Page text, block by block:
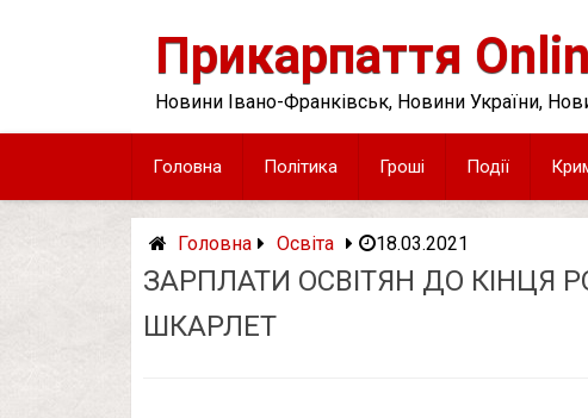
Прикарпаття
Новини Івано-Франківськ, Новини України,
Головна Політика Гроші Події
Головна Освіта 18.03.2021
ЗАРПЛАТИ ОСВІТЯН ДО КІНЦЯ
ШКАРЛЕТ